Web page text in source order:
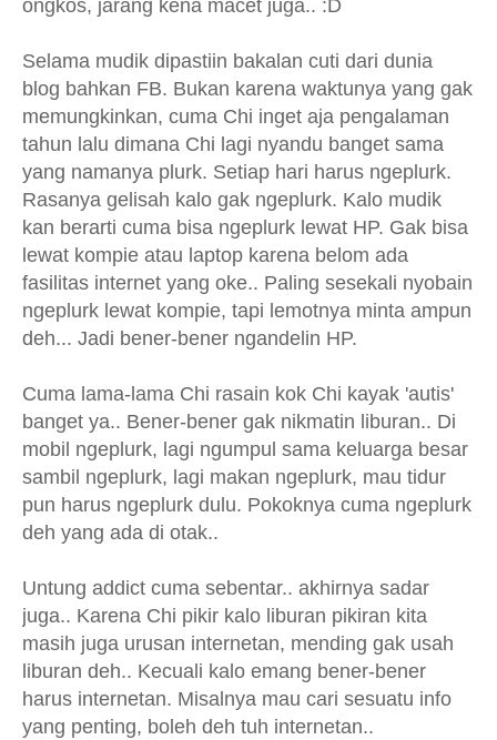
ongkos, jarang kena macet juga.. :D
Selama mudik dipastiin bakalan cuti dari dunia
blog bahkan FB. Bukan karena waktunya yang gak
memungkinkan, cuma Chi inget aja pengalaman
tahun lalu dimana Chi lagi nyandu banget sama
yang namanya plurk. Setiap hari harus ngeplurk.
Rasanya gelisah kalo gak ngeplurk. Kalo mudik
kan berarti cuma bisa ngeplurk lewat HP. Gak bisa
lewat kompie atau laptop karena belom ada
fasilitas internet yang oke.. Paling sesekali nyobain
ngeplurk lewat kompie, tapi lemotnya minta ampun
deh... Jadi bener-bener ngandelin HP.
Cuma lama-lama Chi rasain kok Chi kayak 'autis'
banget ya.. Bener-bener gak nikmatin liburan.. Di
mobil ngeplurk, lagi ngumpul sama keluarga besar
sambil ngeplurk, lagi makan ngeplurk, mau tidur
pun harus ngeplurk dulu. Pokoknya cuma ngeplurk
deh yang ada di otak..
Untung addict cuma sebentar.. akhirnya sadar
juga.. Karena Chi pikir kalo liburan pikiran kita
masih juga urusan internetan, mending gak usah
liburan deh.. Kecuali kalo emang bener-bener
harus internetan. Misalnya mau cari sesuatu info
yang penting, boleh deh tuh internetan..